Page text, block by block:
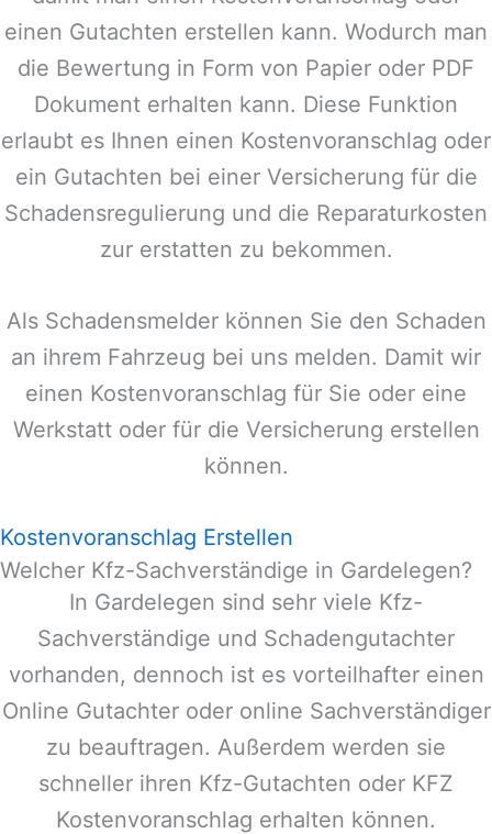
einen Gutachten erstellen kann. Wodurch man
die Bewertung in Form von Papier oder PDF
Dokument erhalten kann. Diese Funktion
erlaubt es Ihnen einen Kostenvoranschlag oder
ein Gutachten bei einer Versicherung für die
Schadensregulierung und die Reparaturkosten
zur erstatten zu bekommen.
Als Schadensmelder können Sie den Schaden
an ihrem Fahrzeug bei uns melden. Damit wir
einen Kostenvoranschlag für Sie oder eine
Werkstatt oder für die Versicherung erstellen
können.
Kostenvoranschlag Erstellen
Welcher Kfz-Sachverständige in Gardelegen?
In Gardelegen sind sehr viele Kfz-
Sachverständige und Schadengutachter
vorhanden, dennoch ist es vorteilhafter einen
Online Gutachter oder online Sachverständiger
zu beauftragen. Außerdem werden sie
schneller ihren Kfz-Gutachten oder KFZ
Kostenvoranschlag erhalten können.